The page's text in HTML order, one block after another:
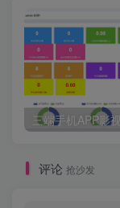
评论 抢沙发